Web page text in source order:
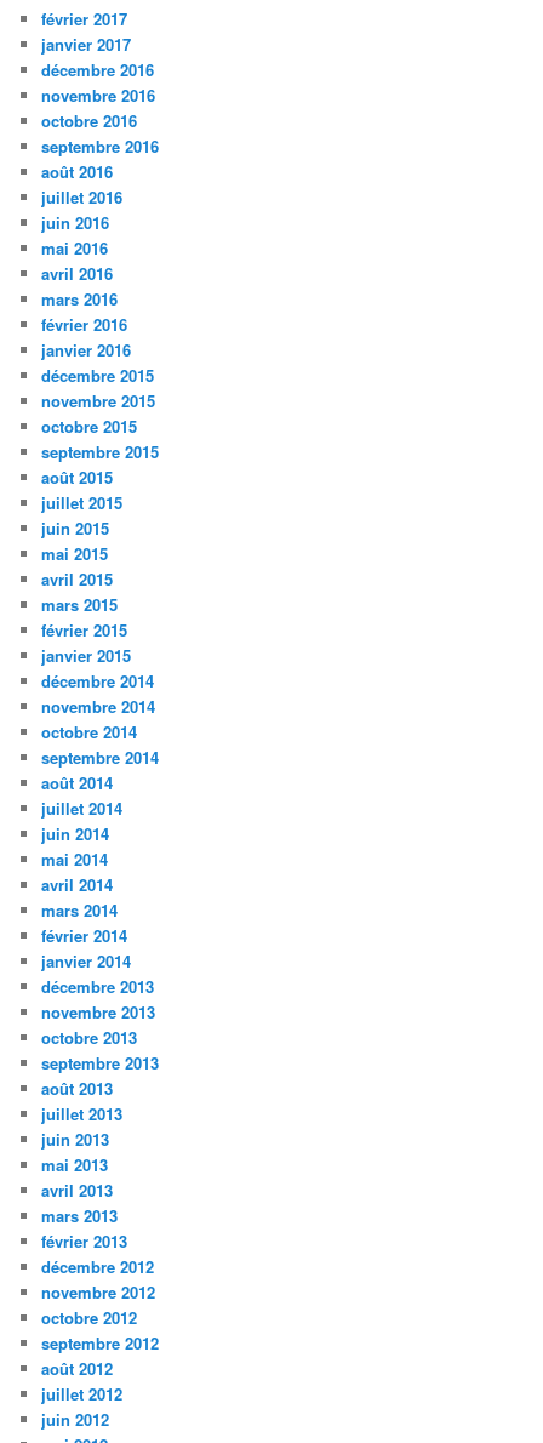
février 2017
janvier 2017
décembre 2016
novembre 2016
octobre 2016
septembre 2016
août 2016
juillet 2016
juin 2016
mai 2016
avril 2016
mars 2016
février 2016
janvier 2016
décembre 2015
novembre 2015
octobre 2015
septembre 2015
août 2015
juillet 2015
juin 2015
mai 2015
avril 2015
mars 2015
février 2015
janvier 2015
décembre 2014
novembre 2014
octobre 2014
septembre 2014
août 2014
juillet 2014
juin 2014
mai 2014
avril 2014
mars 2014
février 2014
janvier 2014
décembre 2013
novembre 2013
octobre 2013
septembre 2013
août 2013
juillet 2013
juin 2013
mai 2013
avril 2013
mars 2013
février 2013
décembre 2012
novembre 2012
octobre 2012
septembre 2012
août 2012
juillet 2012
juin 2012